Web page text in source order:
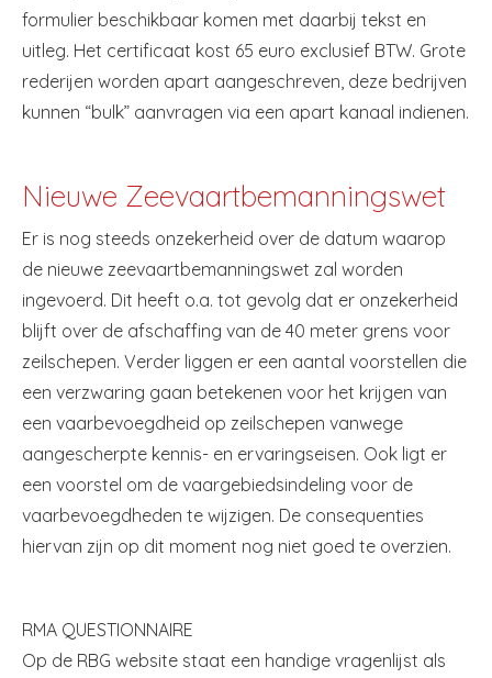
formulier beschikbaar komen met daarbij tekst en
uitleg. Het certificaat kost 65 euro exclusief BTW. Grote
rederijen worden apart aangeschreven, deze bedrijven
kunnen “bulk” aanvragen via een apart kanaal indienen.
Nieuwe Zeevaartbemanningswet
Er is nog steeds onzekerheid over de datum waarop
de nieuwe zeevaartbemanningswet zal worden
ingevoerd. Dit heeft o.a. tot gevolg dat er onzekerheid
blijft over de afschaffing van de 40 meter grens voor
zeilschepen. Verder liggen er een aantal voorstellen die
een verzwaring gaan betekenen voor het krijgen van
een vaarbevoegdheid op zeilschepen vanwege
aangescherpte kennis- en ervaringseisen. Ook ligt er
een voorstel om de vaargebiedsindeling voor de
vaarbevoegdheden te wijzigen. De consequenties
hiervan zijn op dit moment nog niet goed te overzien.
RMA QUESTIONNAIRE
Op de RBG website staat een handige vragenlijst als